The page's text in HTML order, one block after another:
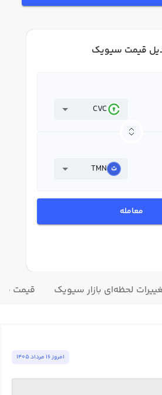
قیمت سیویک
CVC
TMN
معامله
لحظه‌ای بازار سیویک قیمت
امروز ١٦ مرداد ١٤٠٥